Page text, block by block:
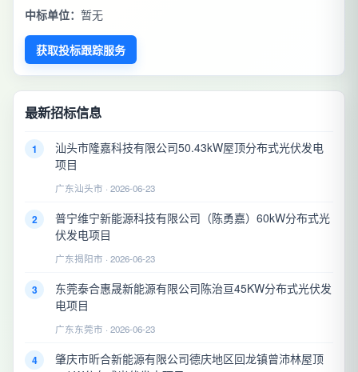
中标单位： 暂无
获取投标跟踪服务
最新招标信息
1
汕头市隆嘉科技有限公司50.43kW屋顶分布式光伏发电
项目
广东汕头市 · 2026-06-23
2
普宁维宁新能源科技有限公司（陈勇嘉）60kW分布式光
伏发电项目
广东揭阳市 · 2026-06-23
3
东莞泰合惠晟新能源有限公司陈治亘45KW分布式光伏发
电项目
广东东莞市 · 2026-06-23
4
肇庆市昕合新能源有限公司德庆地区回龙镇曾沛林屋顶